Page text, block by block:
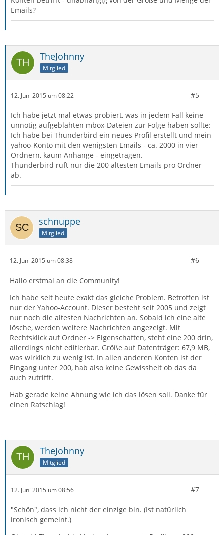
Emails?
TheJohnny
Mitglied
12. Juni 2015 um 08:22 #5
Ich habe jetzt mal etwas probiert, was in jedem Fall keine
unnötig aufgeblähten mbox-Dateien zur Folge haben sollte:
Ich habe bei Thunderbird ein neues Profil erstellt und mein
yahoo-Konto mit den wenigsten Emails - ca. 2000 in vier
Ordnern, kaum Anhänge - eingetragen.
Thunderbird ruft nur die 200 ältesten Emails pro Ordner
ab.
schnuppe
Mitglied
12. Juni 2015 um 08:38 #6
Hallo erstmal an die Community!
Ich habe seit heute exakt das gleiche Problem. Betroffen ist
nur der Yahoo-Account. Dieser besteht seit 2005 und zeigt
nur noch die altesten Nachrichten an. Sobald ich eine alte
lösche, werden weitere Nachrichten angezeigt. Mit
Rechtsklick auf Ordner -> Eigenschaften, steht eine 200 drin,
allerdings nicht editierbar. Größe auf Datenträger: 67,9 MB,
was wirklich zu wenig ist. In allen anderen Konten ist der
Eingang unter 200, hab also keine Gewissheit ob das da
auch zutrifft.
Hab gerade keine Ahnung wie ich das lösen soll. Danke für
einen Ratschlag!
TheJohnny
Mitglied
12. Juni 2015 um 08:56 #7
"Schön", dass ich nicht der einzige bin. (Ist natürlich
ironisch gemeint.)